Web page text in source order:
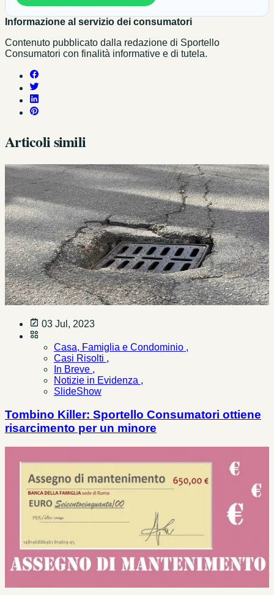
Informazione al servizio dei consumatori
Contenuto pubblicato dalla redazione di Sportello
Consumatori con finalità informative e di tutela.
Articoli simili
03 Jul, 2023
Casa, Famiglia e Condominio ,
Casi Risolti ,
In Breve ,
Notizie in Evidenza ,
SlideShow
Tombino Killer: Sportello Consumatori ottiene
risarcimento per un minore